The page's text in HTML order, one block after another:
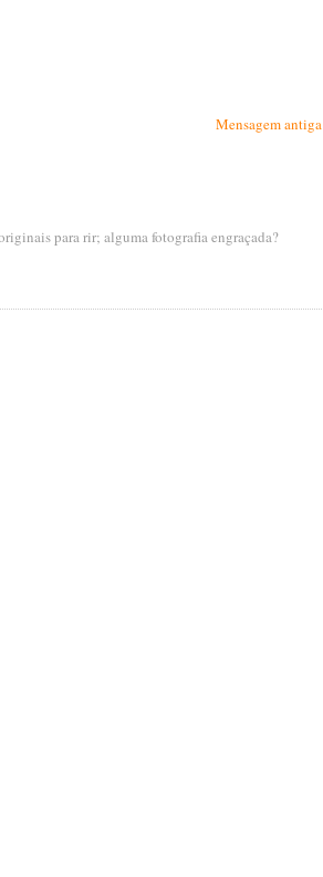
Mensagem antiga
para rir; alguma fotografia engraçada?